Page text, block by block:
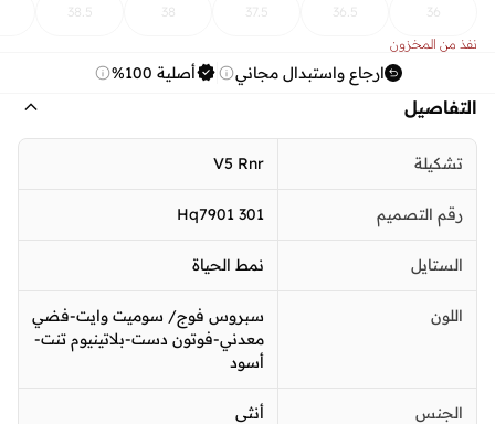
36
36.5
37.5
38
38.5
نفذ من المخزون
ارجاع واستبدال مجاني أصلية 100%
التفاصيل
تشكيلة V5 Rnr
رقم التصميم Hq7901 301
الستايل نمط الحياة
اللون
سبروس فوج/ سوميت وايت-فضي
معدني-فوتون دست-بلاتينيوم تنت-
أسود
الجنس أنثى